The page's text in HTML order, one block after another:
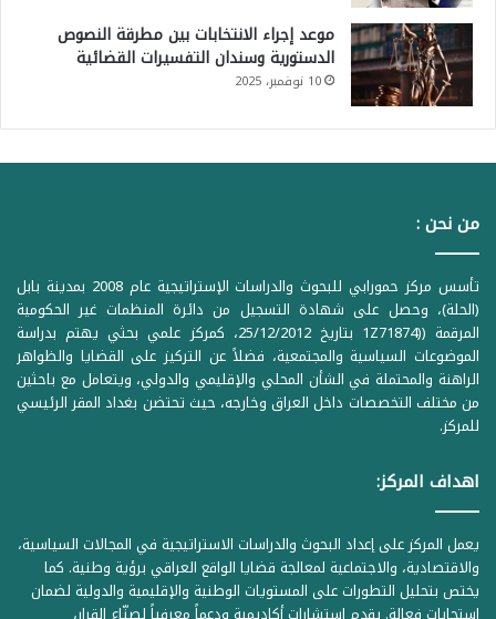
موعد إجراء الانتخابات بين مطرقة النصوص
الدستورية وسندان التفسيرات القضائية
10 نوفمبر، 2025
من نحن :
تأسس مركز حمورابي للبحوث والدراسات الإستراتيجية عام 2008 بمدينة بابل
(الحلة)، وحصل على شهادة التسجيل من دائرة المنظمات غير الحكومية
المرقمة ((1Z71874 بتاريخ 25/12/2012، كمركز علمي بحثي يهتم بدراسة
الموضوعات السياسية والمجتمعية، فضلاً عن التركيز على القضايا والظواهر
الراهنة والمحتملة في الشأن المحلي والإقليمي والدولي، ويتعامل مع باحثين
من مختلف التخصصات داخل العراق وخارجه، حيث تحتضن بغداد المقر الرئيسي
للمركز.
اهداف المركز:
يعمل المركز على إعداد البحوث والدراسات الاستراتيجية في المجالات السياسية،
والاقتصادية، والاجتماعية لمعالجة قضايا الواقع العراقي برؤية وطنية. كما
يختص بتحليل التطورات على المستويات الوطنية والإقليمية والدولية لضمان